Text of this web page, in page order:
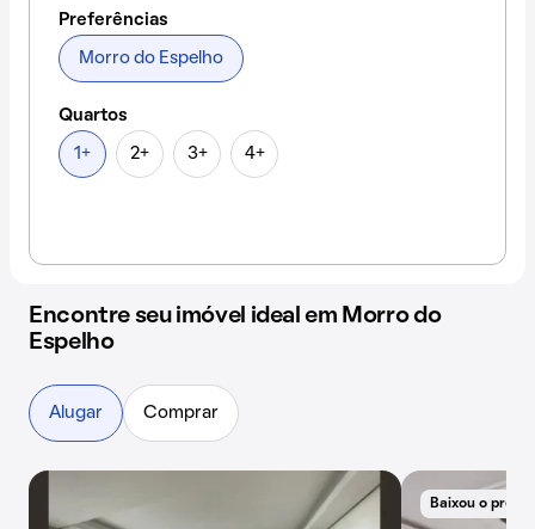
Preferências
Morro do Espelho
Quartos
1+ 2+ 3+ 4+
Encontre seu imóvel ideal em Morro do
Espelho
Baixou o preço
Alugar Comprar